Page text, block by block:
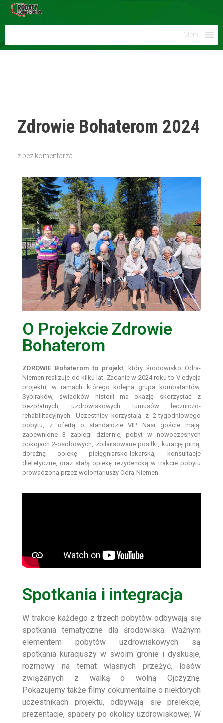
Menu
Zdrowie Bohaterom 2024
z bez komentarza
O Projekcie Zdrowie
Bohaterom
ZDROWIE Bohaterom to projekt, który środowisko Odra-
Niemen realizuje od kilku lat. Zadanie w 2024 roku to V edycja
projektu, w ramach którego kolejna grupa kombatantów,
Sybiraków, świadków historii ma okazję skorzystać z
bezpłatnych, uzdrowiskowych turnusów leczniczo-
rehabilitacyjnych. Uczestnicy korzystają z 2-tygodniowego
pobytu, z ofertą o standardzie VIP. Nasi goście mają
zapewnione 3 zabiegi dziennie, pobyt w nowoczesnych
pokojach 2-osobowych, zbilansowane posiłki, kurację pitną,
doraźną opiekę pielęgniarsko-lekarską, konsultacje
dietetyczne, oraz stałą opiekę rezydencką w trakcie pobytu
prowadzoną przez wolontariuszy Odra-Niemen.
Spotkania i integracja
W trakcie każdego z trzech pobytów odbywają się
spotkania tematyczne dla środowiska. Ważnym
elementem pobytów uzdrowiskowych są
spotkania kuracjuszy w swoim gronie i dyskusje,
rozmowy na temat własnych przeżyć, losów
związanych z walką o wolną Ojczyznę.
Pokazujemy także filmy dokumentalne o niektórych
uczestnikach projektu, odbywają się prelekcje,
prezentacje, spacery po okolicy uzdrowiskowej. W